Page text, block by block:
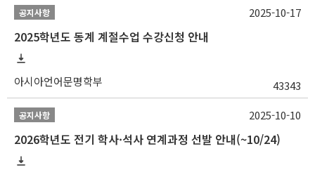
공지사항
2025학년도 동계 계절수업 수강신청 안내
아시아언어문명학부 43343
2025-10-17
공지사항
2026학년도 전기 학사·석사 연계과정 선발 안내(~10/24)
2025-10-10